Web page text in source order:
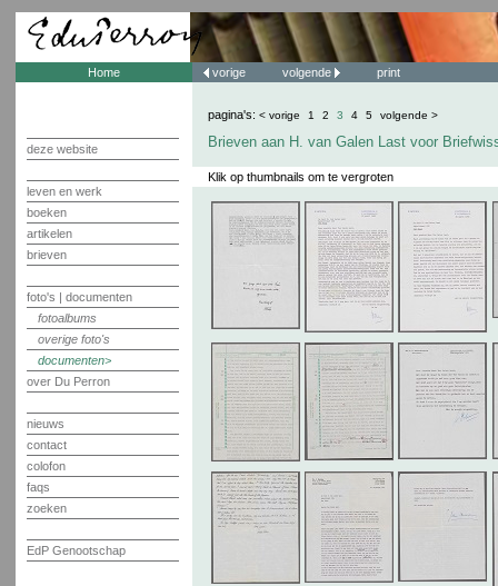
Home
deze website
leven en werk
boeken
artikelen
brieven
foto's | documenten
fotoalbums
overige foto's
documenten
over Du Perron
nieuws
contact
colofon
faqs
zoeken
EdP Genootschap
vorige volgende print
pagina's: < vorige 1 2 3 4 5 volgende >
Brieven aan H. van Galen Last voor
Klik op thumbnails om te vergroten